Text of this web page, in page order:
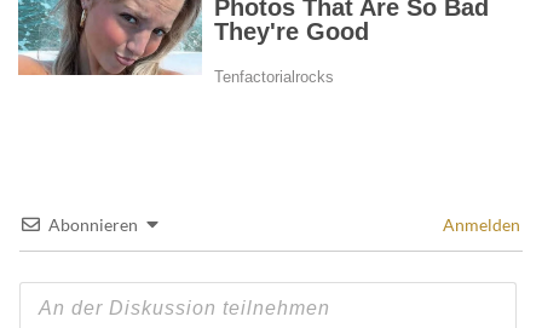
Abonnieren Anmelden